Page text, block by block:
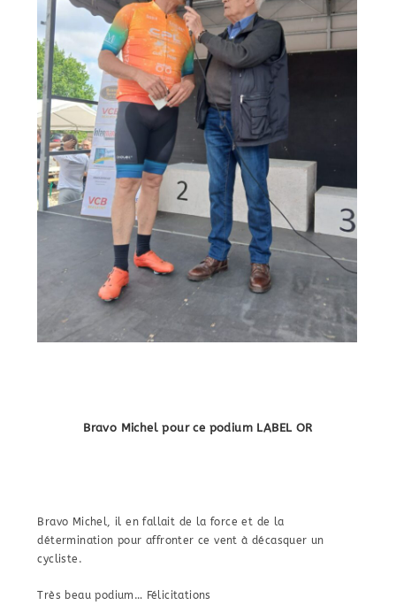
Bravo Michel pour ce podium LABEL OR
Bravo Michel, il en fallait de la force et de la
détermination pour affronter ce vent à décasquer un
cycliste.
Très beau podium… Félicitations